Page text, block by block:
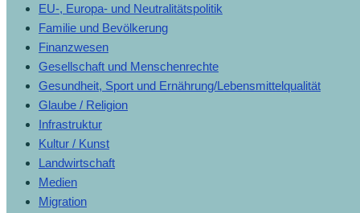
EU-, Europa- und Neutralitätspolitik
Familie und Bevölkerung
Finanzwesen
Gesellschaft und Menschenrechte
Gesundheit, Sport und Ernährung/Lebensmittelqualität
Glaube / Religion
Infrastruktur
Kultur / Kunst
Landwirtschaft
Medien
Migration